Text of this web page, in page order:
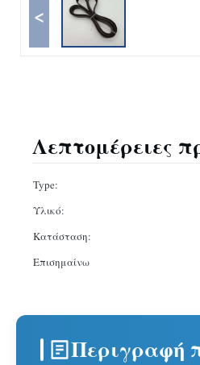
<
Λεπτομέρειες
Type:
Υλικό:
Κατάσταση:
Επισημαίνω
Περιγραφή